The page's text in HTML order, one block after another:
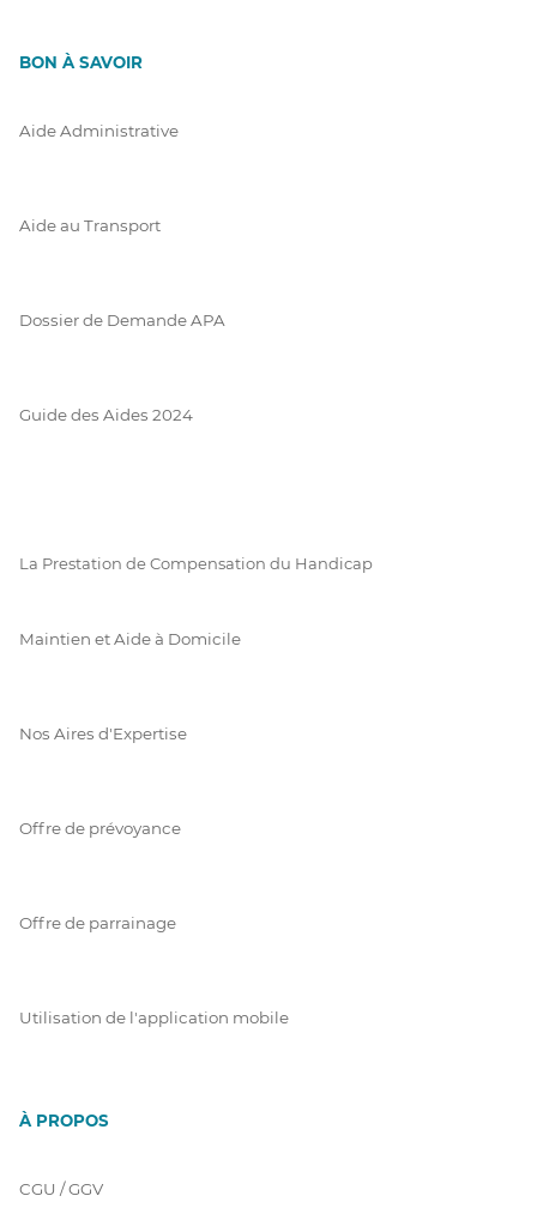
BON À SAVOIR
Aide Administrative
Aide au Transport
Dossier de Demande APA
Guide des Aides 2024
La Prestation de Compensation du Handicap
Maintien et Aide à Domicile
Nos Aires d'Expertise
Offre de prévoyance
Offre de parrainage
Utilisation de l'application mobile
À PROPOS
CGU / GGV